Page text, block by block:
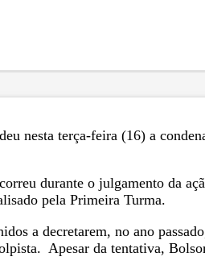
nesta terça-feira (16) a
durante o julgamento da
pela Primeira Turma.
a decretarem, no ano
Apesar da tentativa,